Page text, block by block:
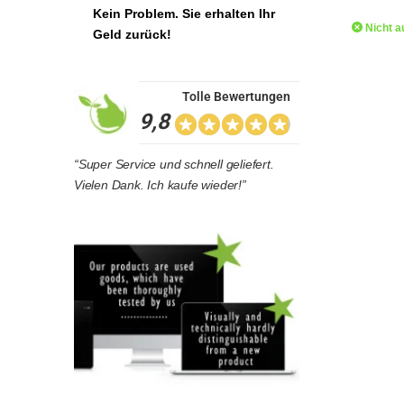
Nicht
Kein Problem. Sie erhalten Ihr
Geld zurück!
9,8
Tolle Bewertungen
“Super Service und schnell geliefert.
Vielen Dank. Ich kaufe wieder!”